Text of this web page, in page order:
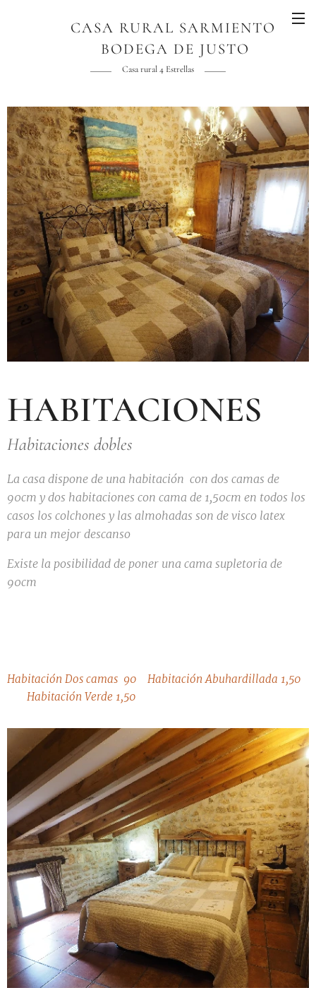
CASA RURAL SARMIENTO
BODEGA DE JUSTO
AGUADO
Casa rural 4 Estrellas
HABITACIONES
Habitaciones dobles
La casa dispone de una habitación con dos camas de
90cm y dos habitaciones con cama de 1,50cm en todos los
casos los colchones y las almohadas son de visco latex
para un mejor descanso
Existe la posibilidad de poner una cama supletoria de
90cm
Habitación Dos camas 90 Habitación Abuhardillada 1,50
Habitación Verde 1,50